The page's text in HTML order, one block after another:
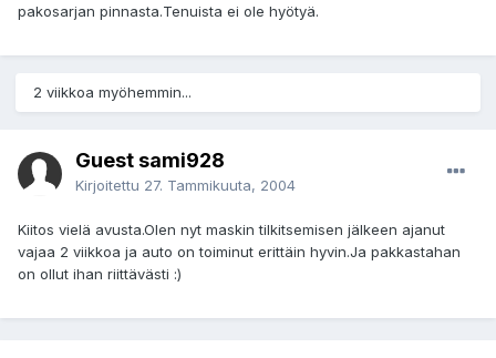
pakosarjan pinnasta.Tenuista ei ole hyötyä.
2 viikkoa myöhemmin...
Guest sami928
Kirjoitettu 27. Tammikuuta, 2004
Kiitos vielä avusta.Olen nyt maskin tilkitsemisen jälkeen ajanut
vajaa 2 viikkoa ja auto on toiminut erittäin hyvin.Ja pakkastahan
on ollut ihan riittävästi :)